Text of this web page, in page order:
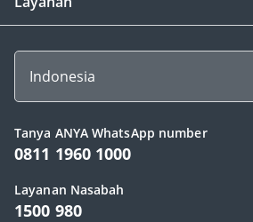
Indonesia
Tanya ANYA WhatsApp number
0811 1960 1000
Layanan Nasabah
1500 980